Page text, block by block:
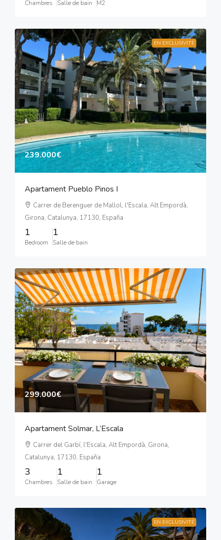
Chambres Salle de bain M2
EN EXCLUSIVITÉ
239.000€
Apartament Pueblo Pinos I
Carrer de Berenguer de Mallol, l'Escala, Alt Empordà,
Girona, Catalunya, 17130, España
1
Bedroom
1
Salle de bain
299.000€
Apartament Solmar, L’Escala
Carrer del Garbí, l'Escala, Alt Empordà, Girona,
Catalunya, 17130, España
3
Chambres
1
Salle de bain
1
Garage
EN EXCLUSIVITÉ